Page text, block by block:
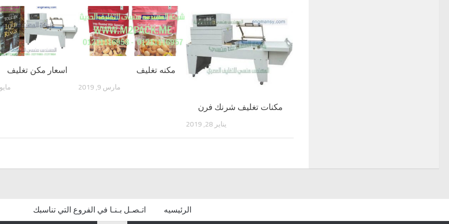
اسعار مكن تغليف
مايو 19,
مكنه تغليف
مارس 9, 2019
مكنات تغليف شرنك فرن
يناير 28, 2019
الرئيسيه اتـصـل بـنـا في الفروع التي تناسبك